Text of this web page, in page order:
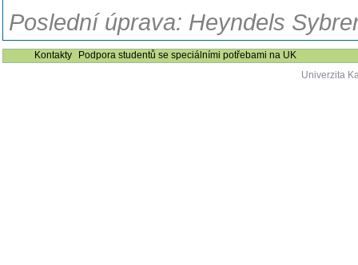
Poslední úprava: Heyndels
Kontakty
Podpora studentů se speciálními potřebami na UK
Univerzita